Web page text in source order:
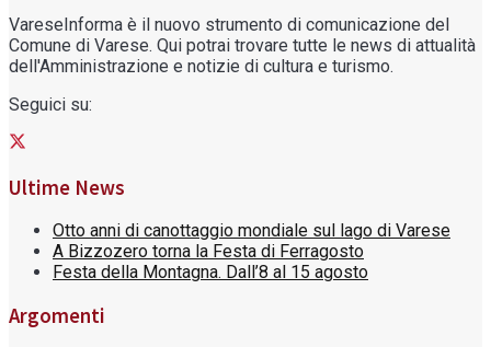
VareseInforma è il nuovo strumento di comunicazione del
Comune di Varese. Qui potrai trovare tutte le news di attualità
dell'Amministrazione e notizie di cultura e turismo.
Seguici su:
Ultime News
Otto anni di canottaggio mondiale sul lago di Varese
A Bizzozero torna la Festa di Ferragosto
Festa della Montagna. Dall’8 al 15 agosto
Argomenti